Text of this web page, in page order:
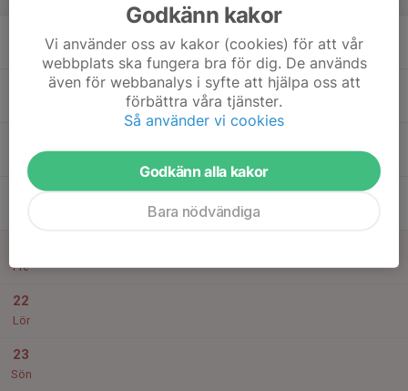
Ons
Fre
22
Lör
23
Sön
Godkänn kakor
Vi använder oss av kakor (cookies) för att vår
webbplats ska fungera bra för dig. De används
även för webbanalys i syfte att hjälpa oss att
förbättra våra tjänster.
Så använder vi cookies
Godkänn alla kakor
Bara nödvändiga